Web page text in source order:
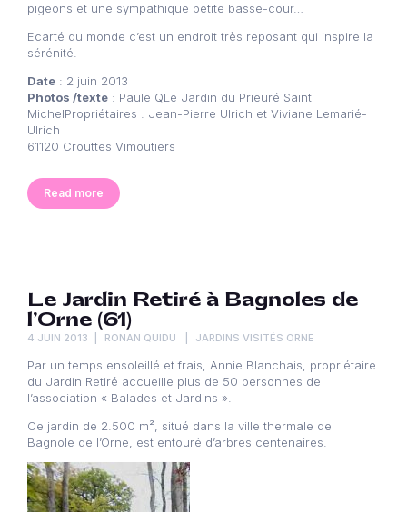
pigeons et une sympathique petite basse-cour…
Ecarté du monde c’est un endroit très reposant qui inspire la
sérénité.
Date : 2 juin 2013
Photos /texte : Paule QLe Jardin du Prieuré Saint
MichelPropriétaires : Jean-Pierre Ulrich et Viviane Lemarié-
Ulrich
61120 Crouttes Vimoutiers
Read more
Le Jardin Retiré à Bagnoles de
l’Orne (61)
4 JUIN 2013 RONAN QUIDU JARDINS VISITÉS ORNE
Par un temps ensoleillé et frais, Annie Blanchais, propriétaire
du Jardin Retiré accueille plus de 50 personnes de
l’association « Balades et Jardins ».
Ce jardin de 2.500 m², situé dans la ville thermale de
Bagnole de l’Orne, est entouré d’arbres centenaires.